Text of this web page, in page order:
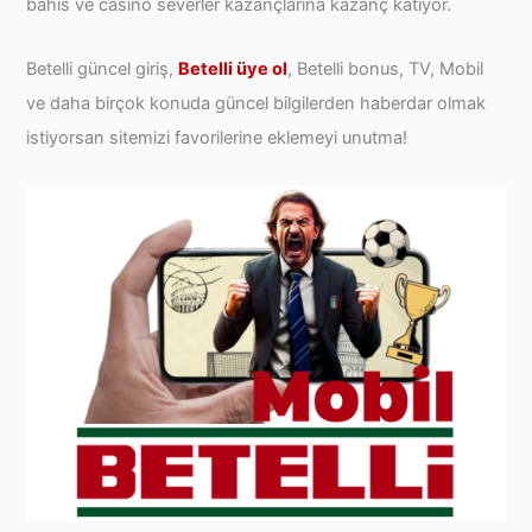
bahis ve casino severler kazançlarına kazanç katıyor.
Betelli güncel giriş, Betelli üye ol, Betelli bonus, TV, Mobil
ve daha birçok konuda güncel bilgilerden haberdar olmak
istiyorsan sitemizi favorilerine eklemeyi unutma!